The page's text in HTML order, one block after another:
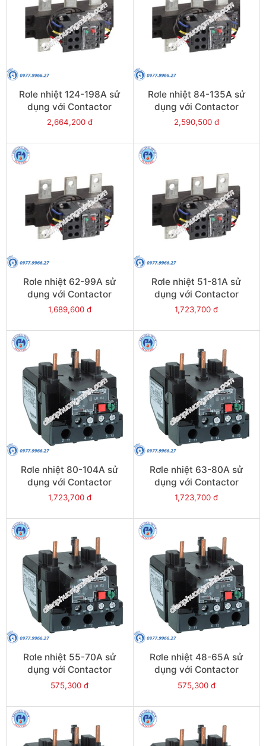
Rơle nhiệt 124-198A sử
dụng với Contactor
LC1E200 - Model LRE483
2,664,200 đ
Rơle nhiệt 84-135A sử
dụng với Contactor
LC1E120-E160 - Model
2,590,500 đ
Rơle nhiệt 62-99A sử
dụng với Contactor
LC1E120-E160 - Model
1,689,600 đ
Rơle nhiệt 51-81A sử
dụng với Contactor
LC1E120-E160 - Model
1,723,700 đ
Rơle nhiệt 80-104A sử
dụng với Contactor
LC1E95 - Model LRE365
1,723,700 đ
Rơle nhiệt 63-80A sử
dụng với Contactor
LC1E80-E95 - Model
1,723,700 đ
Rơle nhiệt 55-70A sử
dụng với Contactor
LC1E80-E95 - Model
575,300 đ
Rơle nhiệt 48-65A sử
dụng với Contactor
LC1E65-E95 - Model
575,300 đ